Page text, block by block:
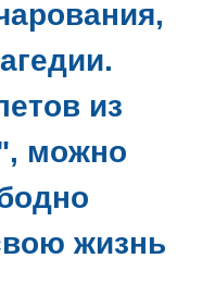
из
можно
жизнь